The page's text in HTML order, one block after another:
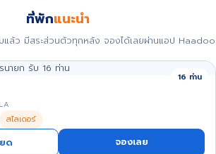
ที่พักแนะนำ
ล้ว มีสระส่วนตัวทุกหลัง จองได้เลยผ่านแอป Haadoo
16 ท่าน
สไลเดอร์
ด จองเลย